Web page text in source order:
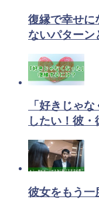
復縁で幸せに
ないパターン
「好きじゃ
したい！彼
彼女をもう一